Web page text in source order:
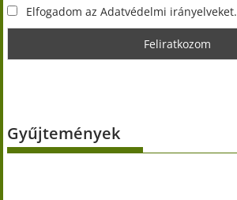
Elfogadom az Adatvédelmi irányelveket.
Gyűjtemények